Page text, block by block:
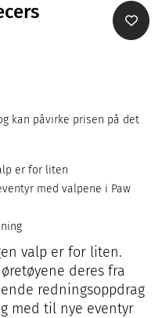
kan påvirke prisen på det
er for liten
med valpene i Paw
valp er for liten.
deres fra
redningsoppdrag
med til nye eventyr